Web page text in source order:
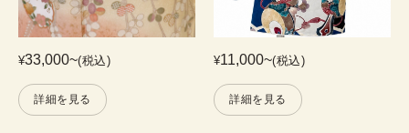
¥33,000~(税込)
詳細を見る
¥11,000~(税込)
詳細を見る